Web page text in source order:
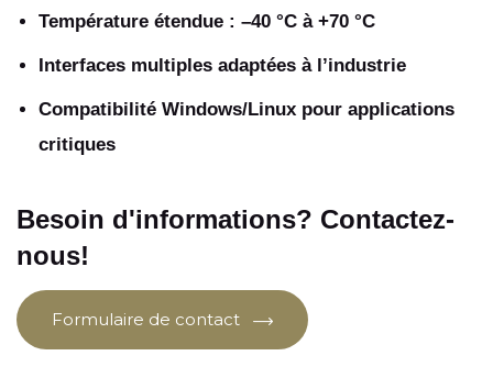
Température étendue : –40 °C à +70 °C
Interfaces multiples adaptées à l’industrie
Compatibilité Windows/Linux pour applications
critiques
Besoin d'informations? Contactez-
nous!
Formulaire de contact